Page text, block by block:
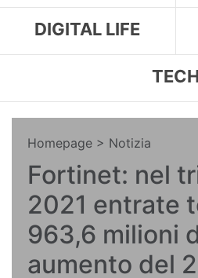
DIGITAL LIFE
TECH
Homepage > Notizia
Fortinet: nel
2021 entrate
963,6 milioni
aumento del